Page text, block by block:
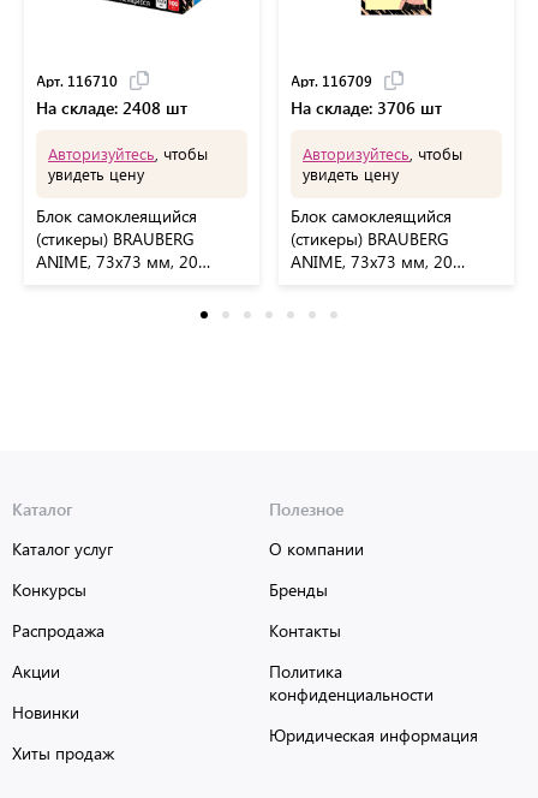
Арт. 116710
На складе: 2408 шт
Авторизуйтесь , чтобы
увидеть цену
Блок самоклеящийся
(стикеры) BRAUBERG
ANIME, 73х73 мм, 20
Арт. 116709
На складе: 3706 шт
Авторизуйтесь , чтобы
увидеть цену
Блок самоклеящийся
(стикеры) BRAUBERG
ANIME, 73х73 мм, 20
Каталог
Каталог услуг
Конкурсы
Распродажа
Акции
Новинки
Хиты продаж
Полезное
О компании
Бренды
Контакты
Политика
конфиденциальности
Юридическая информация